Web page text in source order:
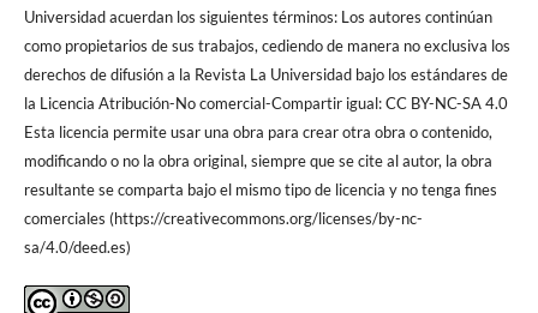
Universidad acuerdan los siguientes términos: Los autores continúan
como propietarios de sus trabajos, cediendo de manera no exclusiva los
derechos de difusión a la Revista La Universidad bajo los estándares de
la Licencia Atribución-No comercial-Compartir igual: CC BY-NC-SA 4.0
Esta licencia permite usar una obra para crear otra obra o contenido,
modificando o no la obra original, siempre que se cite al autor, la obra
resultante se comparta bajo el mismo tipo de licencia y no tenga fines
comerciales (https://creativecommons.org/licenses/by-nc-
sa/4.0/deed.es)